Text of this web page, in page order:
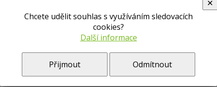
Vyhledávání:
G H K M
JMÉNO
PRACOVNÍ
TELEFON
Chcete udělit souhlas s využíváním sledovacích
cookies?
Další informace
Přijmout Odmítnout
✕